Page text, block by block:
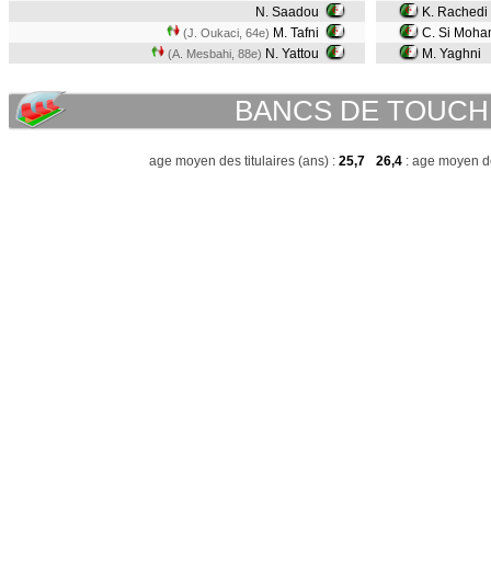
N. Saadou
(J. Oukaci, 64e) M. Tafni
(A. Mesbahi, 88e) N. Yattou
K. Rachedi
C. Si
M. Yaghni
BANCS DE
age moyen des titulaires (ans) : 25,7 26,4 : age moyen